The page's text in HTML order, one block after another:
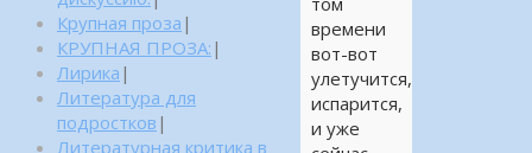
времени
вот-вот
улетучится,
испарится,
и уже
Крупная проза |
КРУПНАЯ ПРОЗА: |
Лирика |
Литература для
подростков |
Литературная критика в